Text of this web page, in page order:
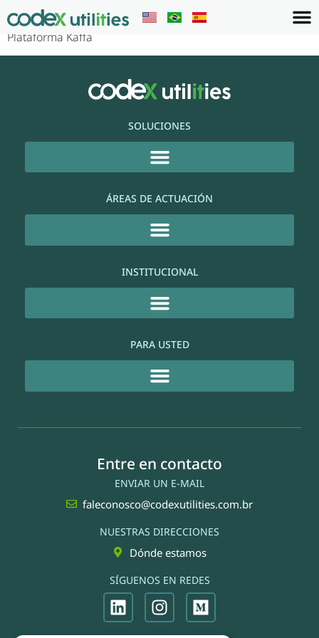
Plataforma Kaffa
SOLUCIONES
ÁREAS DE ACTUACIÓN
INSTITUCIONAL
PARA USTED
Entre en contacto
ENVIAR UN E-MAIL
faleconosco@codexutilities.com.br
NUESTRAS DIRECCIONES
Dónde estamos
SÍGUENOS EN REDES